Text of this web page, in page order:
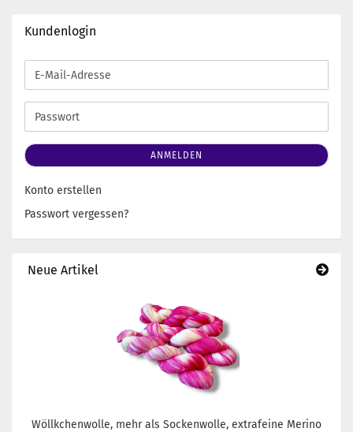
Kundenlogin
E-
Mail-
Adresse
Passwort
ANMELDEN
Konto erstellen
Passwort vergessen?
Neue Artikel
Wöllkchenwolle, mehr als Sockenwolle, extrafeine Merino